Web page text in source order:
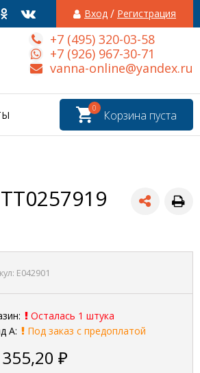
Вход / Регистрация
+7 (495) 320-03-58
+7 (926) 967-30-71
vanna-online@yandex.ru
Корзина пуста
0
E042901
Осталась 1 штука
А:
Под заказ с предоплатой
₽